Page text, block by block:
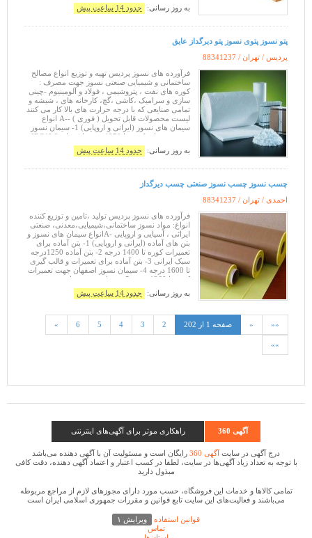
بتن نسوز فرانسه سیمانه
به روز رسانی: حدود 14 ساعت پیش
پتو نسوز پتوی نسوز پتو دیرگداز عایق
پردیس / تهران / 88341237
فرآورده های نسوز پردیس تهیه و توزیع انواع مصالح
ساختمانی و شیمیایی صنعتی نسوز جهت مصرف :
کوره های نفت ، پتروشیمی ، فولاد و آلومینیوم -چینی
سازی و سرامیک ،کاشی ،گچ، کارخانه های ، شیشه و
تمامی صنایعی که با درجه حرارت های بالا کار می کنند
لیست محصولات قابل تحویل ( فوری ) --A انواع
سیمان های نسوز (ایرانی و اروپایی) 1- سیمان نسوز
سیمان نسوز
به روز رسانی: حدود 14 ساعت پیش
چسب نسوز چسب نسوز صنعتی چسب دیرگداز
احمدی / تهران / 88341237
فرآورده های نسوز پردیس تولید ،تامین و توزیع کننده
انواع: مواد نسوز ساختمانی،شیمیایی،معدنی، صنعتی
ایرانَی ، آسیایی و اروپایی -Aانواع سیمان های نسوز و
بتن های آماده (ایرانی و اروپایی) 1- بتن آماده برای
تعمیرات کوره تا 1400 درجه 2- بتن آماده 1250درجه
سبک ایرانی 3- بتن آماده برای تعمیرات و قالب گیری
تا 1600 درجه 4- سیمان نسوز اصفهان جهت تعمیرات
کوره تا 1260 درجه 5- سیمان نسوز فرانس
به روز رسانی:
حدود 14 ساعت پیش
««
« صفحه 1 از 202 2
3
4
5
6
»
»»
آگهی 360 راهکاری موثر برای آگهی‌های اینترنتی
درج آگهی در سایت آگهی 360
رایگان است و مسئولیت آن با آگهی دهنده می‌باشد
با توجه به تعداد زیاد آگهی‌ها در سایت، لطفا در کسب اعتبار و اعتماد آگهی دهنده، دقت کافی
مبذول دارید
تمامی كالاها و خدمات این فروشگاه، حسب مورد دارای مجوزهای لازم از مراجع مربوطه
می‌باشند و فعالیت‌های این سایت تابع قوانین و مقررات جمهوری اسلامی ایران است
قوانین استفاده
ویرایش ۱
تماس